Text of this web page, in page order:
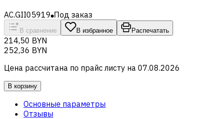
AC.GII05919 Под заказ
В сравнение В избранное Распечатать
214,50 BYN
252,36 BYN
Цена рассчитана по прайс листу на 07.08.2026
В корзину
Основные параметры
Отзывы